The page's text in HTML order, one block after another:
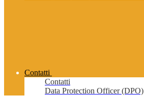
Contatti
Contatti
Data Protection Officer (DPO)